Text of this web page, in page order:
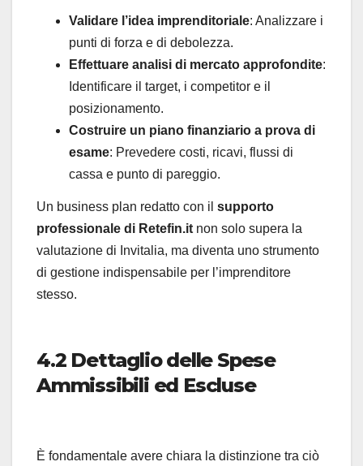
Validare l’idea imprenditoriale: Analizzare i
punti di forza e di debolezza.
Effettuare analisi di mercato approfondite:
Identificare il target, i competitor e il
posizionamento.
Costruire un piano finanziario a prova di
esame: Prevedere costi, ricavi, flussi di
cassa e punto di pareggio.
Un business plan redatto con il supporto
professionale di Retefin.it non solo supera la
valutazione di Invitalia, ma diventa uno strumento
di gestione indispensabile per l’imprenditore
stesso.
4.2 Dettaglio delle Spese
Ammissibili ed Escluse
È fondamentale avere chiara la distinzione tra ciò